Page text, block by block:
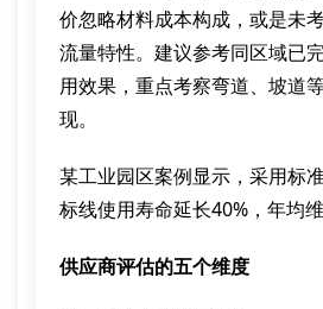
价忽略材料成本构成，或是未
流量特性。建议参考同区域已
用效果，重点考察弯道、坡道
现。
某工业园区案例显示，采用标
标线使用寿命延长40%，年均
供应商评估的五个维度